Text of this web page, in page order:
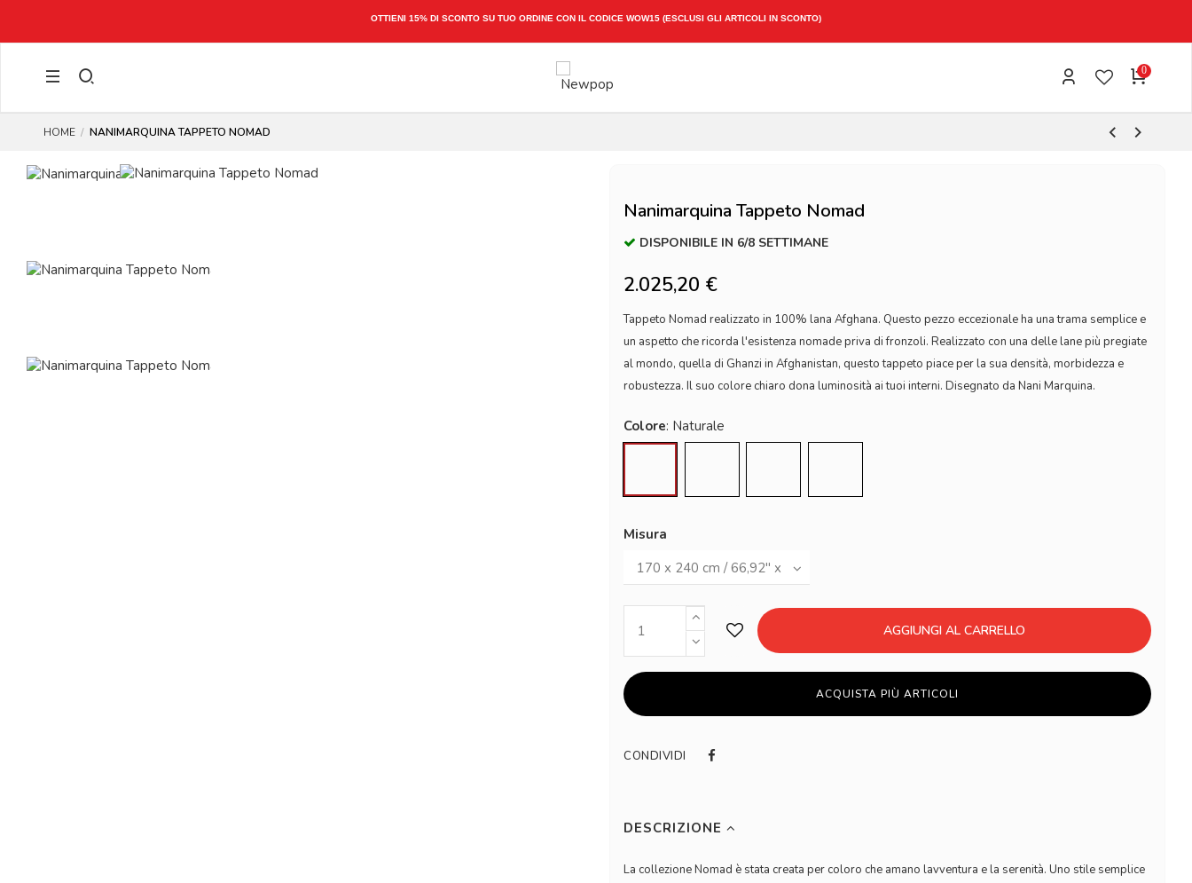
OTTIENI 15% DI SCONTO SU TUO ORDINE CON IL CODICEWOW15(ESCLUSI GLI ARTICOLI IN SCONTO)
0
HOME NANIMARQUINA TAPPETO NOMAD
Nanimarquina Tappeto Nomad
DISPONIBILE IN 6/8 SETTIMANE
2.025,20 €
Tappeto Nomad realizzato in 100% lana Afghana. Questo pezzo eccezionale ha una trama semplice e
un aspetto che ricorda l'esistenza nomade priva di fronzoli. Realizzato con una delle lane più pregiate
al mondo, quella di Ghanzi in Afghanistan, questo tappeto piace per la sua densità, morbidezza e
robustezza. Il suo colore chiaro dona luminosità ai tuoi interni. Disegnato da Nani Marquina.
Colore
Misura
AGGIUNGI AL CARRELLO
ACQUISTA PIÙ ARTICOLI
CONDIVIDI
DESCRIZIONE
La collezione Nomad è stata creata per coloro che amano lavventura e la serenità. Uno stile semplice